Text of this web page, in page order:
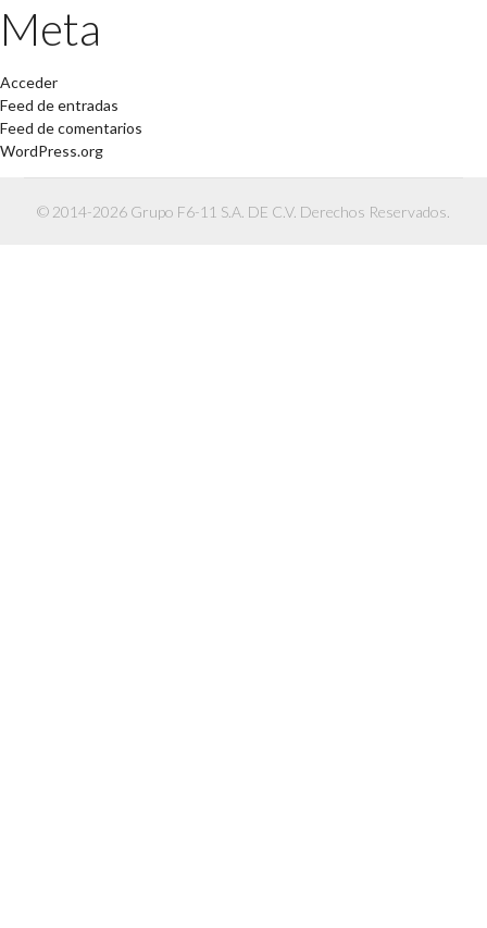
Meta
Acceder
Feed de entradas
Feed de comentarios
WordPress.org
© 2014-2026 Grupo F6-11 S.A. DE C.V. Derechos Reservados.